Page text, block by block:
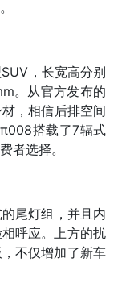
，长宽高分别
。从官方发布的
，相信后排空间
搭载了7辐式
者选择。
尾灯组，并且内
呼应。上方的扰
不仅增加了新车